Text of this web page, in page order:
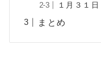
１月３１
まとめ